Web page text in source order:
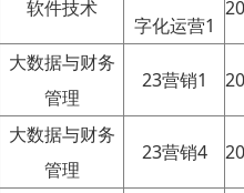
软件技术
字化运营1
大数据与财务
管理
23营销1
大数据与财务
管理
23营销4